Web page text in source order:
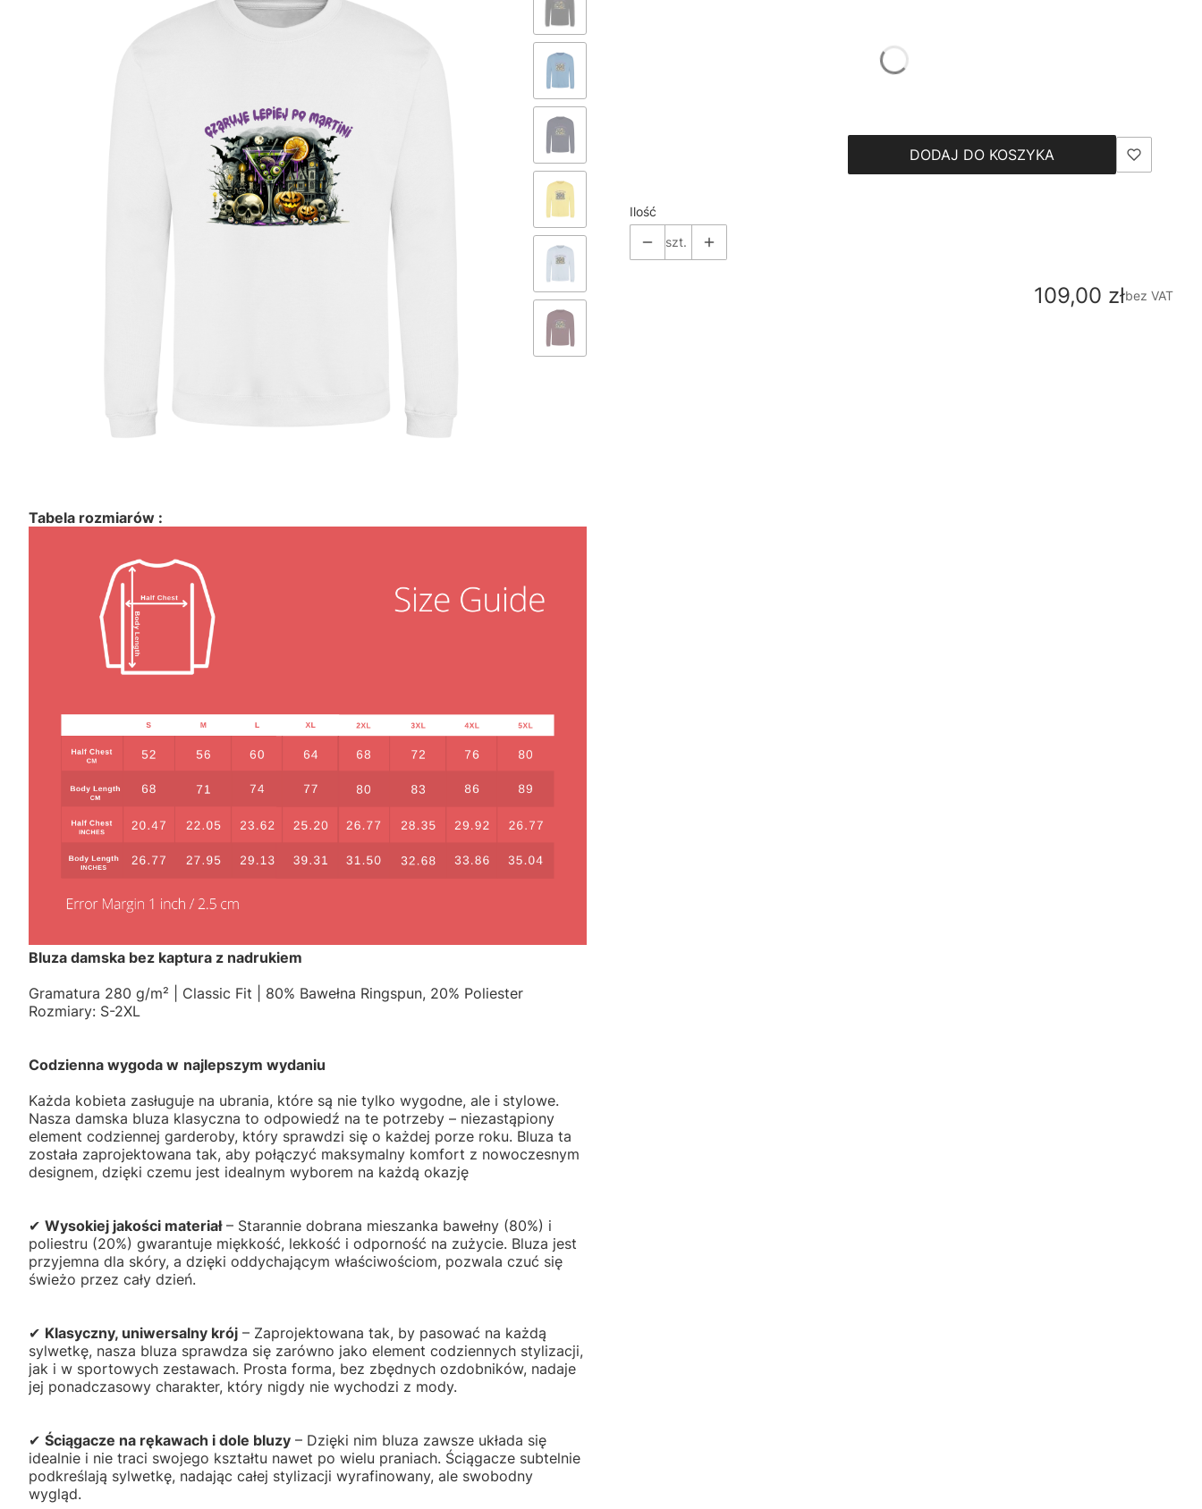
DODAJ DO KOSZYKA
Ilość
szt.
Cena
109,00 złbez VAT
Tabela rozmiarów :
Bluza damska bez kaptura z nadrukiem
Gramatura 280 g/m² | Classic Fit | 80% Bawełna Ringspun, 20% Poliester
Rozmiary: S-2XL
Codzienna wygoda w najlepszym wydaniu
Każda kobieta zasługuje na ubrania, które są nie tylko wygodne, ale i stylowe.
Nasza damska bluza klasyczna to odpowiedź na te potrzeby – niezastąpiony
element codziennej garderoby, który sprawdzi się o każdej porze roku. Bluza ta
została zaprojektowana tak, aby połączyć maksymalny komfort z nowoczesnym
designem, dzięki czemu jest idealnym wyborem na każdą okazję
✔ Wysokiej jakości materiał– Starannie dobrana mieszanka bawełny (80%) i
poliestru (20%) gwarantuje miękkość, lekkość i odporność na zużycie. Bluza jest
przyjemna dla skóry, a dzięki oddychającym właściwościom, pozwala czuć się
świeżo przez cały dzień.
✔ Klasyczny, uniwersalny krój – Zaprojektowana tak, by pasować na każdą
sylwetkę, nasza bluza sprawdza się zarówno jako element codziennych stylizacji,
jak i w sportowych zestawach. Prosta forma, bez zbędnych ozdobników, nadaje
jej ponadczasowy charakter, który nigdy nie wychodzi z mody.
✔ Ściągacze na rękawach i dole bluzy – Dzięki nim bluza zawsze układa się
idealnie i nie traci swojego kształtu nawet po wielu praniach. Ściągacze subtelnie
podkreślają sylwetkę, nadając całej stylizacji wyrafinowany, ale swobodny
wygląd.